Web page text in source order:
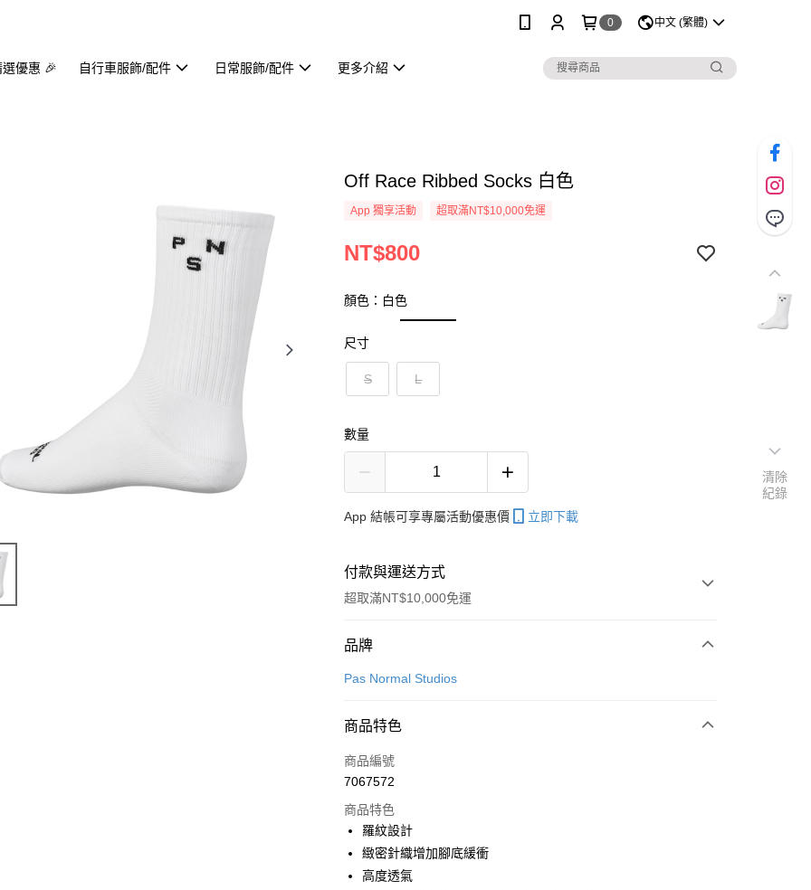
0 中文 (繁體)
優惠 🎉 自行車服飾/配件 日常服飾/配件 更多介紹
Off Race Ribbed Socks 白色
App 獨享活動 超取滿NT$10,000免運
NT$800
顏色：白色
尺寸
S L
數量
App 結帳可享專屬活動優惠價 立即下載
付款與運送方式
超取滿NT$10,000免運
付款方式
信用卡一次付款
Apple Pay
Google Pay
運送方式
品牌
Pas Normal Studios
商品特色
商品編號
7067572
商品特色
羅紋設計
緻密針織增加腳底緩衝
高度透氣
清除
紀錄